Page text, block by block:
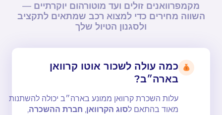
מקמפרוואנים זולים ועד מוטורהום יוקרתיים —
השווה מחירים כדי למצוא רכב שמתאים לתקציב
ולסגנון הטיול שלך
כמה עולה לשכור אוטו קרוואן
בארה״ב?
עלות השכרת קרוואן ממונע בארה״ב יכולה להשתנות
מאוד בהתאם לסוג הקרוואן, חברת ההשכרה,